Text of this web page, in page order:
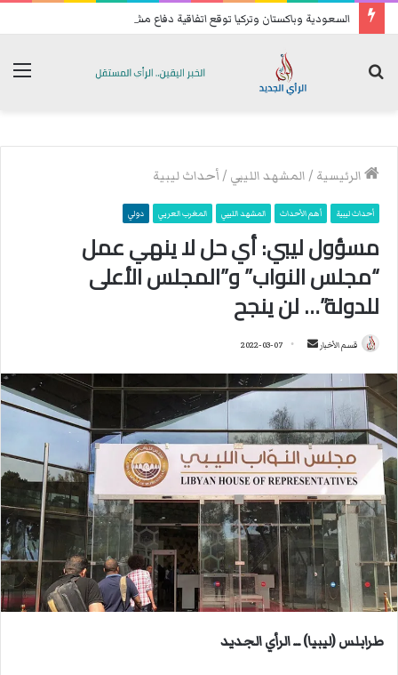
السعودية وباكستان وتركيا توقع اتفاقية دفاع مشترك
الرئيسية /المشهد الليبي /أحداث ليبية
أحداث ليبية أهم الأحداث المشهد الليبي المغرب العربي دولي
مسؤول ليبي: أي حل لا ينهي عمل
“مجلس النواب” و”المجلس الأعلى
للدولة”… لن ينجح
قسم الأخبار
س
ب
ي
د
ا
ل
ك
ت
و
2022-03-07
طرابلس (ليبيا) ــ الرأي الجديد